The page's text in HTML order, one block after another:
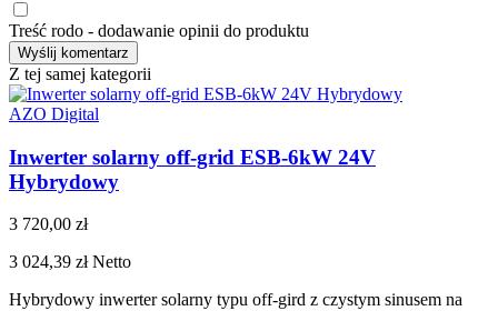
Treść rodo - dodawanie opinii do produktu
Z tej samej kategorii
AZO Digital
Inwerter solarny off-grid ESB-6kW 24V
Hybrydowy
3 720,00 zł
3 024,39 złNetto
Hybrydowy inwerter solarny typu off-gird z czystym sinusem na